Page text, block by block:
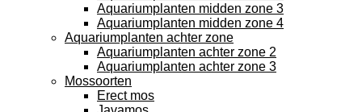
Aquariumplanten midden zone 3
Aquariumplanten midden zone 4
Aquariumplanten achter zone
Aquariumplanten achter zone 2
Aquariumplanten achter zone 3
Mossoorten
Erect mos